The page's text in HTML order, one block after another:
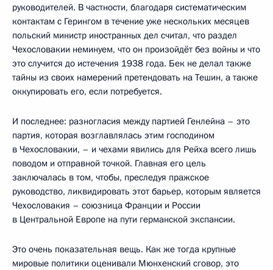
руководителей. В частности, благодаря систематическим
контактам с Герингом в течение уже нескольких месяцев
польский министр иностранных дел считал, что раздел
Чехословакии неминуем, что он произойдёт без войны и что
это случится до истечения 1938 года. Бек не делал также
тайны из своих намерений претендовать на Тешин, а также
оккупировать его, если потребуется.
И последнее: разногласия между партией Генлейна – это
партия, которая возглавлялась этим господином
в Чехословакии, – и чехами явились для Рейха всего лишь
поводом и отправной точкой. Главная его цель
заключалась в том, чтобы, преследуя пражское
руководство, ликвидировать этот барьер, которым является
Чехословакия – союзница Франции и России
в Центральной Европе на пути германской экспансии.
Это очень показательная вещь. Как же тогда крупные
мировые политики оценивали Мюнхенский сговор, это